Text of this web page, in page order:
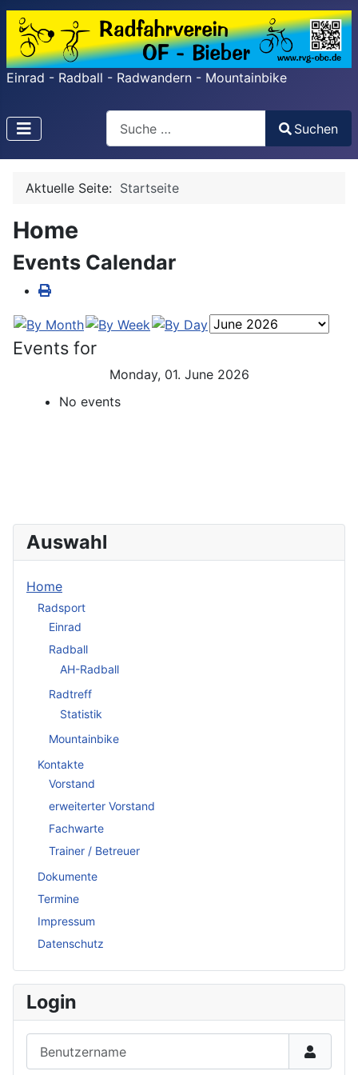
Einrad - Radball - Radwandern - Mountainbike
Search
Type 2 or more characters for results.
Suchen
Aktuelle Seite: Startseite
Home
Events Calendar
Events for
Monday, 01. June 2026
No events
Auswahl
Home
Radsport
Einrad
Radball
AH-Radball
Radtreff
Statistik
Mountainbike
Kontakte
Vorstand
erweiterter Vorstand
Fachwarte
Trainer / Betreuer
Dokumente
Termine
Impressum
Datenschutz
Login